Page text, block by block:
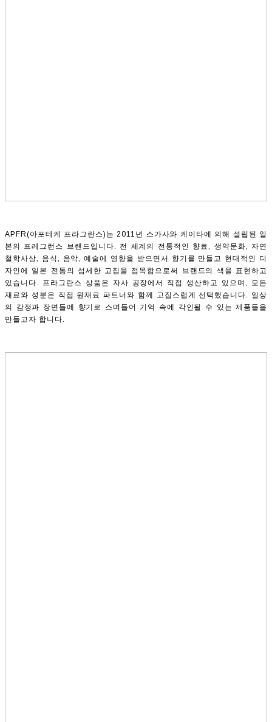
APFR(아포테케 프라그란스)는 2011년 스가사와 케이타에 의해 설립된 일
본의 프레그런스 브랜드입니다. 전 세계의 전통적인 향료, 생약문화, 자연
철학사상, 음식, 음악, 예술에 영향을 받으면서 향기를 만들고 현대적인 디
자인에 일본 전통의 섬세한 고집을 접목함으로써 브랜드의 색을 표현하고
있습니다. 프라그란스 상품은 자사 공장에서 직접 생산하고 있으며, 모든
재료와 성분은 직접 원재료 파트너와 함께 고집스럽게 선택했습니다. 일상
의 감정과 장면들에 향기로 스며들어 기억 속에 각인될 수 있는 제품들을
만들고자 합니다.